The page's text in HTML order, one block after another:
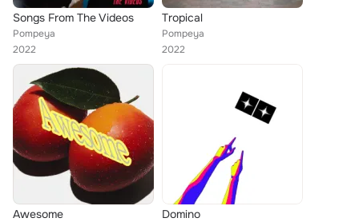
Songs From The Videos
Pompeya
2022
Tropical
Pompeya
2022
Awesome Domino